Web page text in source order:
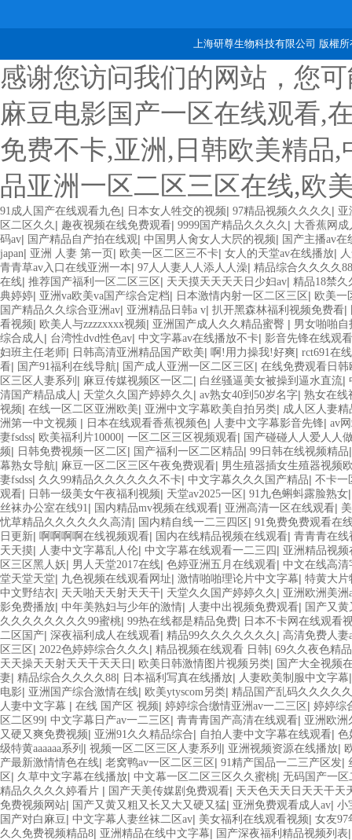
上海研尊生物科技有限公司 版權
感谢您访问我们的网站，您
麻豆电影国产一区在线观看,
免费不卡,亚洲,日韩欧美精品
品亚洲一区二区三区在线,欧
91成人国产在线观看九色| 日本女人牲交的视频| 97精品视频久久久久 | 亚
区二区久久 | 趣夜视频在线免费观看| 9999国产精品久久久久 | 大香蕉网
码av| 国产精品自产拍在线观| 中国男人肏女人大屄的视频| 国产主播av在
japan| 亚洲 人妻 第一页 | 欧美一区二区三不卡| 女人的天堂av在线播放|
青青草av入口在线亚洲一本| 97人人妻人人添人人澡| 精品综合久久久久88
在线| 推荐国产福利一区二区三区 | 天天摸天天天天日少妇av| 精品18禁久
典婷婷| 亚洲va欧美va国产综合定档| 日本激情内射一区二区三区 | 欧美一
国产精品久久综合亚洲av| 亚洲精品日韩a v| 扒开黑森林福利视频免费看|
看视频| 欧美人与zzzzxxxx视频| 亚洲国产成人久久精品蜜臀 | 男女啪啪
综合成人 | 台湾性dvd性色av| 中文字幕av在线播放不卡| 影音先锋在线观
妇班主任老师| 日韩高清亚洲精品国产欧美| 啊!用力操我!好爽| rct691在
看| 国产91福利在线导航| 国产成人亚洲一区二区三区 | 在线免费观看日韩
区三区人妻系列 | 麻豆传媒视频区一区二| 白丝骚逼美女被操到逼水直流|
清国产精品成人 | 天堂久久国产婷婷久久 | av熟女40到50岁名字| 熟女在线
视频| 在线一区二区亚洲欧美| 亚洲中文字幕欧美自拍另类| 成人区人妻
洲第一中文视频 | 日本在线观看香蕉视频色| 人妻中文字幕影音先锋| av
妻fsdss| 欧美福利片10000| 一区二区三区视频观看| 国产碰碰人人爱人人
频| 日韩免费视频一区二区 | 国产福利一区二区精品| 99日韩在线视频精品
幕熟女导航| 麻豆一区二区三区午夜免费观看| 男生殖器插女生殖器视频
妻fsdss| 久久99精品久久久久久久不卡| 中文字幕久久久国产精品| 不卡一
观看| 日韩一级美女午夜福利视频| 天堂av2025一区 | 91九色蝌蚪露脸熟女
丝袜办公室在线91| 国内精品mv视频在线观看| 亚洲高清一区在线观看|
忧草精品久久久久久久高清| 国内精自线一二三四区 | 91免费免费观看在
日更新| 啊啊啊啊在线视频观看| 国内在线精品视频在线观看| 青青青在线
天天摸| 人妻中文字幕乱人伦| 中文字幕在线观看一二三四 | 亚洲精品视频
区三区黑人妖| 男人天堂2017在线| 色婷亚洲五月在线观看| 中文在线高清
堂天堂天堂| 九色视频在线观看网址| 激情啪啪理论片中文字幕| 特黄大片
中文野结衣| 天天啪天天射天天干| 天堂久久国产婷婷久久 | 亚洲欧洲美洲
影免费播放| 中年美熟妇与少年的激情| 人妻中出视频免费观看| 国产又
久久久久久久久久99蜜桃| 99热在线都是精品免费| 日本不卡网在线观看
二区国产| 深夜福利成人在线观看| 精品99久久久久久久久 | 高清免费人妻
区三区 | 2022色婷婷综合久久久 | 精品视频在线观看 日韩| 69久久夜色精
天天操天天射天天干天天日 | 欧美日韩激情图片视频另类| 国产大全视频
妻| 精品综合久久久久88| 日本福利写真在线播放| 人妻欧美制服中文字幕
电影| 亚洲国产综合激情在线| 欧美ytyscom另类| 精品国产乱码久久久久
人妻中文字幕 | 在线 国产区 视频| 婷婷综合缴情亚洲av一二三区 | 婷婷综
区二区99| 中文字幕日产av一二三区 | 青青青国产高清在线观看| 亚洲欧洲
又硬又爽免费视频| 亚洲91久久精品综合| 自拍人妻中文字幕在线观看| 色
级特黄aaaaaa系列 | 视频一区二区三区人妻系列 | 亚洲视频资源在线播放|
产最新激情情色在线| 老窝鸭av一区二区三区 | 91精产国品一二三产区发|
区 | 久草中文字幕在线播放| 中文幕一区二区三区久久蜜桃| 无码国产一
精品久久久久婷看片 | 国产天美传媒剧免费观看| 天天色天天日天天干天
免费视频网站| 国产又黄又粗又长又大又硬又猛| 亚洲免费观看成人av| 小
国产对白麻豆| 中文字幕人妻丝袜二区av| 美女福利在线观看视频| 女友97
久久免费视频精品8| 亚洲精品在线中文字幕| 国产深夜福利精品视频列表